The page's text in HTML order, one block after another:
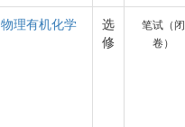
物理有机化学
选
修
笔试（闭
卷）